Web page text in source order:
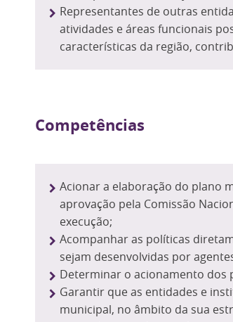
Representantes de outras
atividades e áreas funcionais
características da região,
Competências
Acionar a elaboração do plano
aprovação pela Comissão
execução;
Acompanhar as políticas
sejam desenvolvidas por
Determinar o acionamento dos
Garantir que as entidades e
municipal, no âmbito da sua